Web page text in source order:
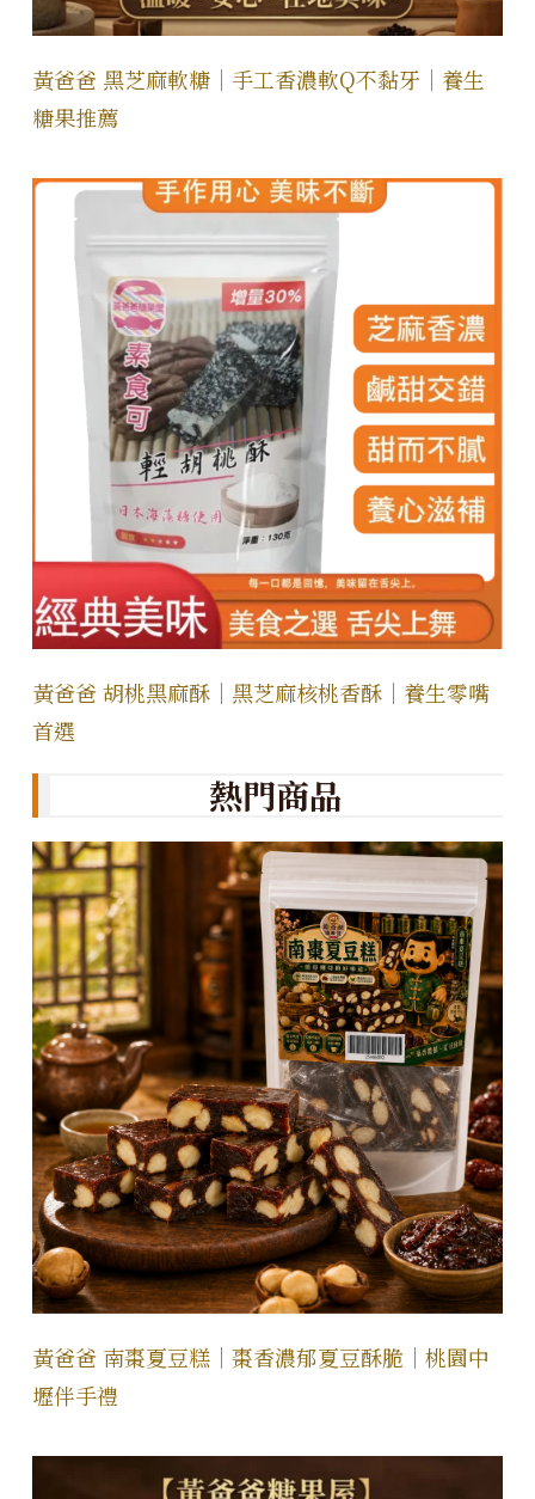
黃爸爸 黑芝麻軟糖｜手工香濃軟Q不黏牙｜養生
糖果推薦
黃爸爸 胡桃黑麻酥｜黑芝麻核桃香酥｜養生零嘴
首選
熱門商品
黃爸爸 南棗夏豆糕｜棗香濃郁夏豆酥脆｜桃園中
壢伴手禮